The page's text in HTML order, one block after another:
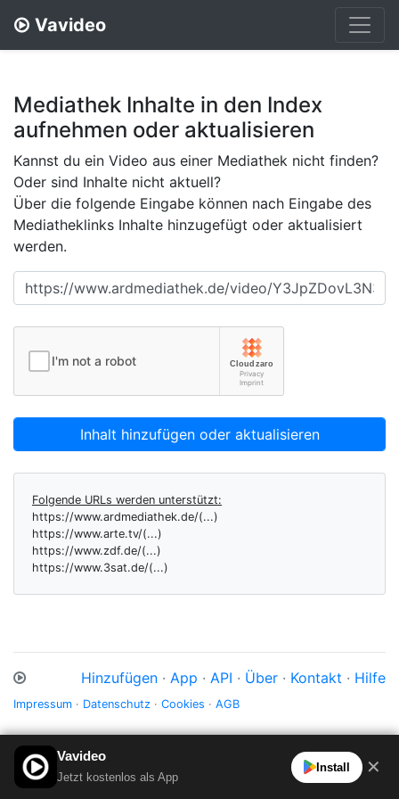
Vavideo
Mediathek Inhalte in den Index
aufnehmen oder aktualisieren
Kannst du ein Video aus einer Mediathek nicht finden?
Oder sind Inhalte nicht aktuell?
Über die folgende Eingabe können nach Eingabe des
Mediatheklinks Inhalte hinzugefügt oder aktualisiert
werden.
Inhalt hinzufügen oder aktualisieren
Folgende URLs werden unterstützt:
https://www.ardmediathek.de/(...)
https://www.arte.tv/(...)
https://www.zdf.de/(...)
https://www.3sat.de/(...)
Hinzufügen · App · API · Über · Kontakt · Hilfe
Impressum · Datenschutz · Cookies · AGB
Vavideo
Jetzt kostenlos als App
Install ✕